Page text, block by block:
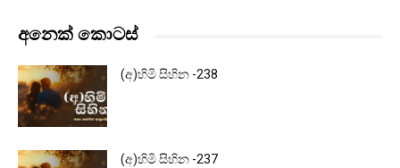
අනෙක් කොටස්
(අ)හිමි සිහින -238
(අ)හිමි සිහින -237